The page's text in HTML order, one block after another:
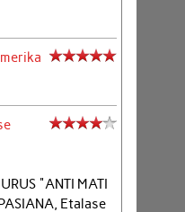
"ANTI MATI
Etalase